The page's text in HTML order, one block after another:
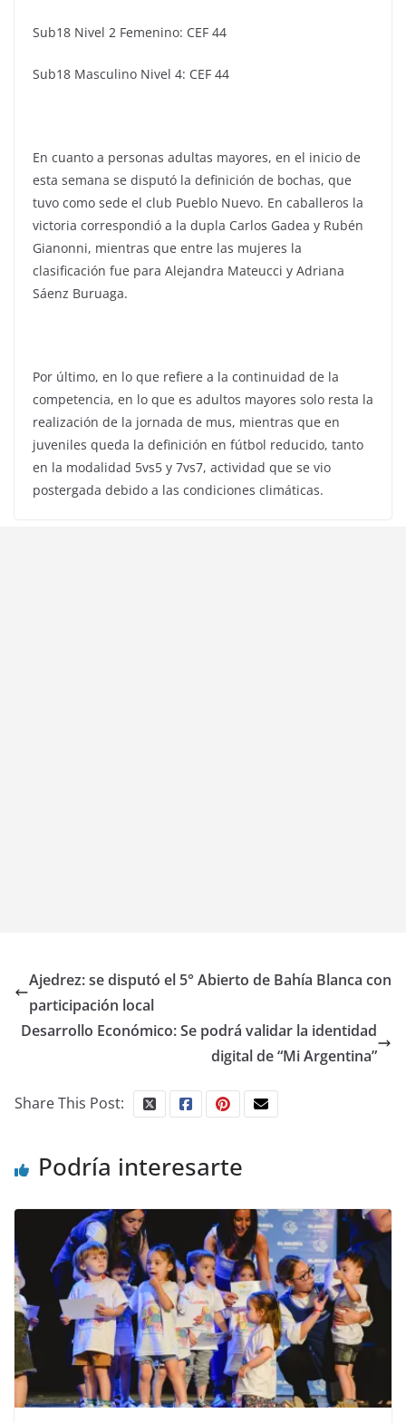
Sub18 Nivel 2 Femenino: CEF 44
Sub18 Masculino Nivel 4: CEF 44
En cuanto a personas adultas mayores, en el inicio de
esta semana se disputó la definición de bochas, que
tuvo como sede el club Pueblo Nuevo. En caballeros la
victoria correspondió a la dupla Carlos Gadea y Rubén
Gianonni, mientras que entre las mujeres la
clasificación fue para Alejandra Mateucci y Adriana
Sáenz Buruaga.
Por último, en lo que refiere a la continuidad de la
competencia, en lo que es adultos mayores solo resta la
realización de la jornada de mus, mientras que en
juveniles queda la definición en fútbol reducido, tanto
en la modalidad 5vs5 y 7vs7, actividad que se vio
postergada debido a las condiciones climáticas.
Ajedrez: se disputó el 5° Abierto de Bahía Blanca con
participación local
Desarrollo Económico: Se podrá validar la identidad
digital de “Mi Argentina”
Share This Post:
Podría interesarte